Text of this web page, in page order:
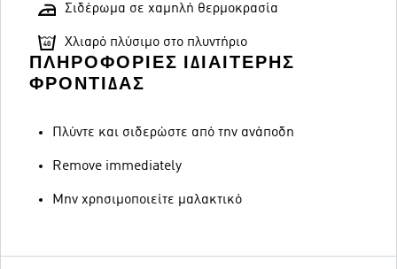
Σιδέρωμα σε χαμηλή θερμοκρασία
Χλιαρό πλύσιμο στο πλυντήριο
ΠΛΗΡΟΦΟΡΊΕΣ ΙΔΙΑΊΤΕΡΗΣ
ΦΡΟΝΤΊΔΑΣ
Πλύντε και σιδερώστε από την ανάποδη
Remove immediately
Μην χρησιμοποιείτε μαλακτικό